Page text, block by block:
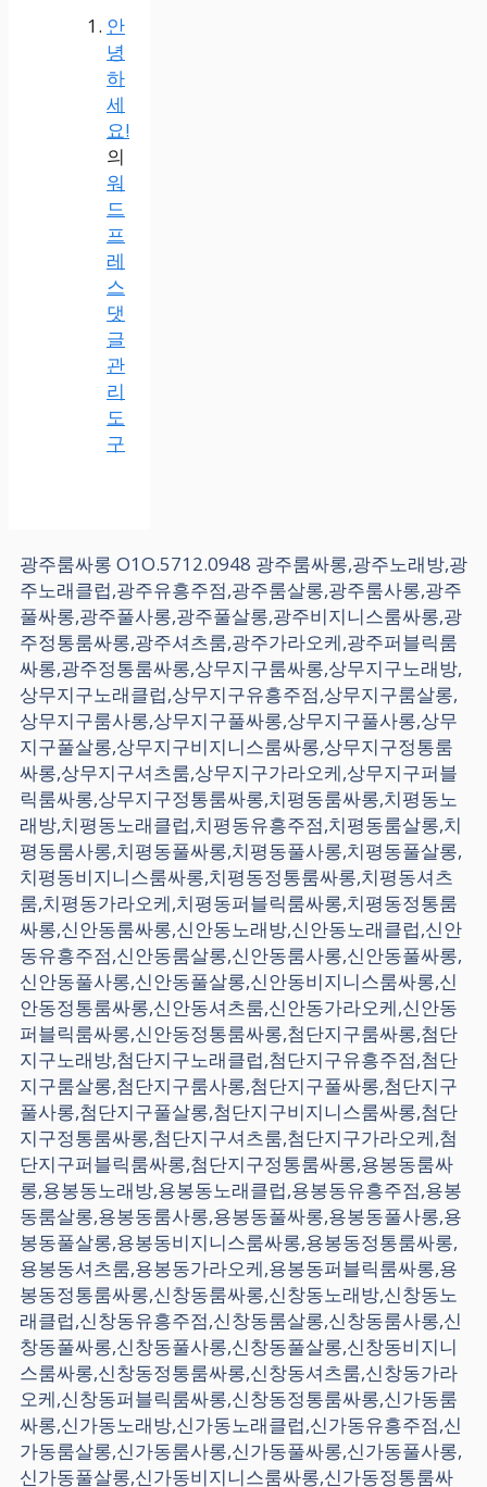
안
녕
하
세
요!
의
워
드
프
레
스
댓
글
관
리
도
구
광주룸싸롱 O1O.5712.0948 광주룸싸롱,광주노래방,광
주노래클럽,광주유흥주점,광주룸살롱,광주룸사롱,광주
풀싸롱,광주풀사롱,광주풀살롱,광주비지니스룸싸롱,광
주정통룸싸롱,광주셔츠룸,광주가라오케,광주퍼블릭룸
싸롱,광주정통룸싸롱,상무지구룸싸롱,상무지구노래방,
상무지구노래클럽,상무지구유흥주점,상무지구룸살롱,
상무지구룸사롱,상무지구풀싸롱,상무지구풀사롱,상무
지구풀살롱,상무지구비지니스룸싸롱,상무지구정통룸
싸롱,상무지구셔츠룸,상무지구가라오케,상무지구퍼블
릭룸싸롱,상무지구정통룸싸롱,치평동룸싸롱,치평동노
래방,치평동노래클럽,치평동유흥주점,치평동룸살롱,치
평동룸사롱,치평동풀싸롱,치평동풀사롱,치평동풀살롱,
치평동비지니스룸싸롱,치평동정통룸싸롱,치평동셔츠
룸,치평동가라오케,치평동퍼블릭룸싸롱,치평동정통룸
싸롱,신안동룸싸롱,신안동노래방,신안동노래클럽,신안
동유흥주점,신안동룸살롱,신안동룸사롱,신안동풀싸롱,
신안동풀사롱,신안동풀살롱,신안동비지니스룸싸롱,신
안동정통룸싸롱,신안동셔츠룸,신안동가라오케,신안동
퍼블릭룸싸롱,신안동정통룸싸롱,첨단지구룸싸롱,첨단
지구노래방,첨단지구노래클럽,첨단지구유흥주점,첨단
지구룸살롱,첨단지구룸사롱,첨단지구풀싸롱,첨단지구
풀사롱,첨단지구풀살롱,첨단지구비지니스룸싸롱,첨단
지구정통룸싸롱,첨단지구셔츠룸,첨단지구가라오케,첨
단지구퍼블릭룸싸롱,첨단지구정통룸싸롱,용봉동룸싸
롱,용봉동노래방,용봉동노래클럽,용봉동유흥주점,용봉
동룸살롱,용봉동룸사롱,용봉동풀싸롱,용봉동풀사롱,용
봉동풀살롱,용봉동비지니스룸싸롱,용봉동정통룸싸롱,
용봉동셔츠룸,용봉동가라오케,용봉동퍼블릭룸싸롱,용
봉동정통룸싸롱,신창동룸싸롱,신창동노래방,신창동노
래클럽,신창동유흥주점,신창동룸살롱,신창동룸사롱,신
창동풀싸롱,신창동풀사롱,신창동풀살롱,신창동비지니
스룸싸롱,신창동정통룸싸롱,신창동셔츠룸,신창동가라
오케,신창동퍼블릭룸싸롱,신창동정통룸싸롱,신가동룸
싸롱,신가동노래방,신가동노래클럽,신가동유흥주점,신
가동룸살롱,신가동룸사롱,신가동풀싸롱,신가동풀사롱,
신가동풀살롱,신가동비지니스룸싸롱,신가동정통룸싸